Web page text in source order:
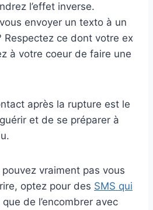
l’effet inverse.
envoyer un texto à un
Respectez ce dont votre ex
à votre coeur de faire une
après la rupture est le
et de se préparer à
vraiment pas vous
optez pour des SMS qui
de l’encombrer avec